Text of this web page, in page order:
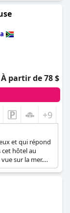
À partir de 78 $
+9
et qui répond
hôtel au
sur la mer.
n'accepte que